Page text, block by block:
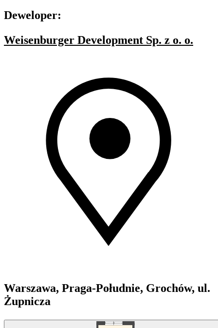
Deweloper:
Weisenburger Development Sp. z o. o.
Warszawa, Praga-Południe, Grochów, ul.
Żupnicza